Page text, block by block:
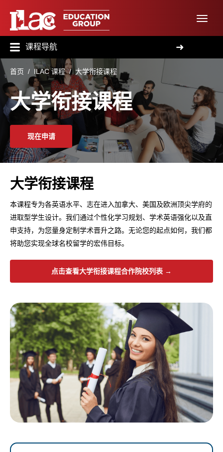
课程导航 ➜
首页 / ILAC 课程/ 大学衔接课程
大学衔接课程
现在申请
大学衔接课程
本课程专为各英语水平、志在进入加拿大、美国及欧洲顶尖学府的
进取型学生设计。我们通过个性化学习规划、学术英语强化以及直
申支持，为您量身定制学术晋升之路。无论您的起点如何，我们都
将助您实现全球名校留学的宏伟目标。
点击查看大学衔接课程合作院校列表 →